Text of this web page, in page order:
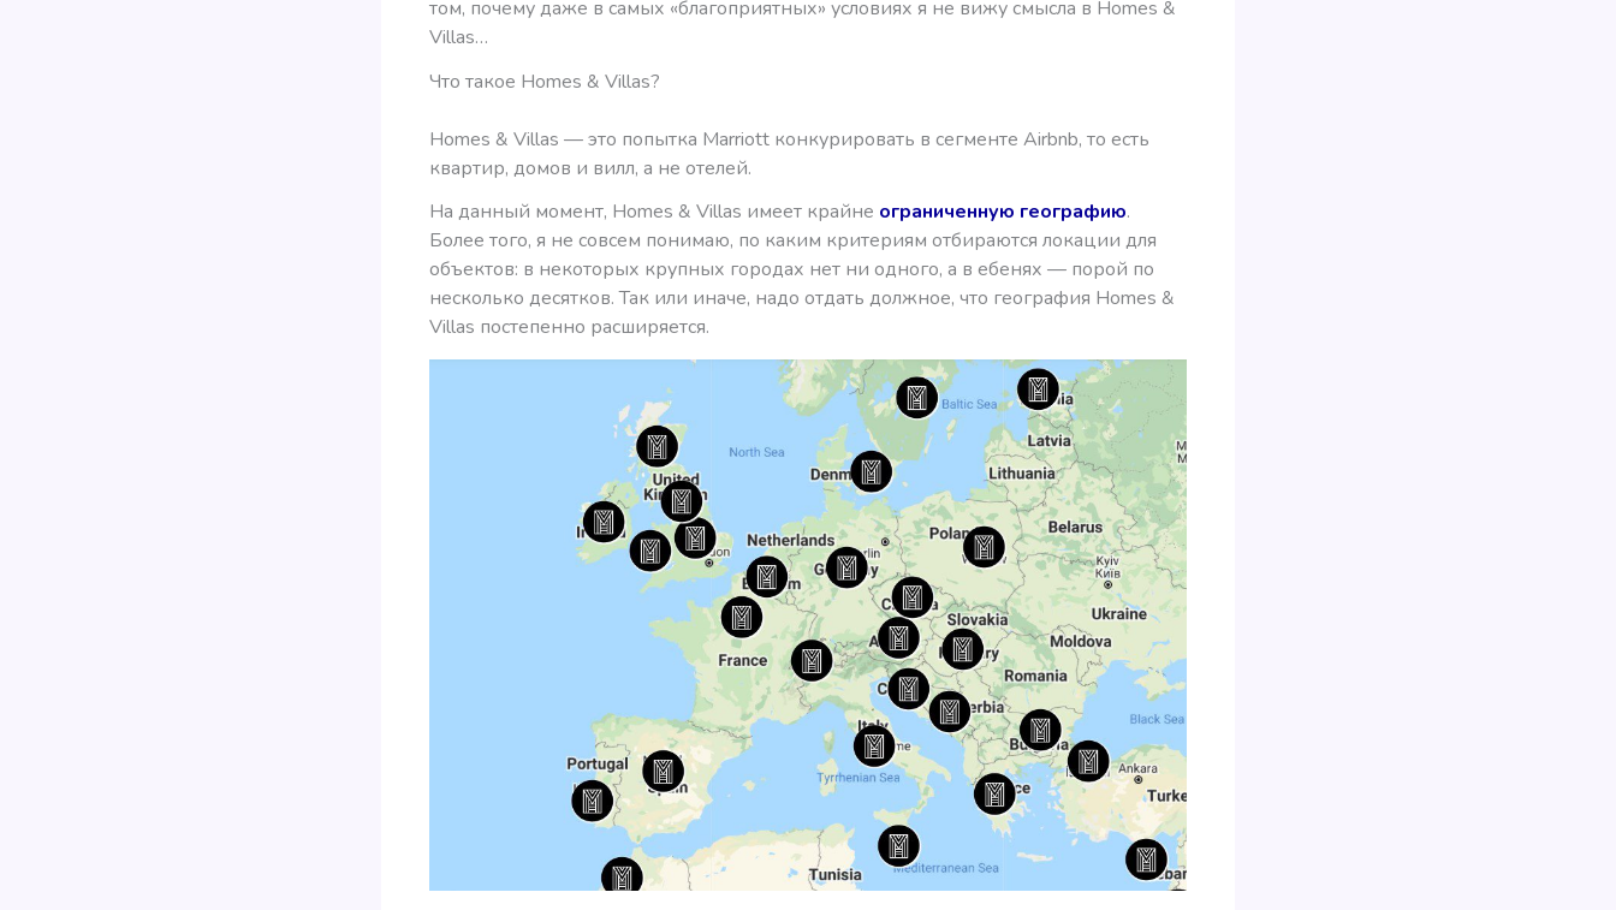
том, почему даже в самых «благоприятных» условиях я не вижу смысла в Homes &
Villas…
Что такое Homes & Villas?
Homes & Villas — это попытка Marriott конкурировать в сегменте Airbnb, то есть
квартир, домов и вилл, а не отелей.
На данный момент, Homes & Villas имеет крайне ограниченную географию.
Более того, я не совсем понимаю, по каким критериям отбираются локации для
объектов: в некоторых крупных городах нет ни одного, а в ебенях — порой по
несколько десятков. Так или иначе, надо отдать должное, что география Homes &
Villas постепенно расширяется.